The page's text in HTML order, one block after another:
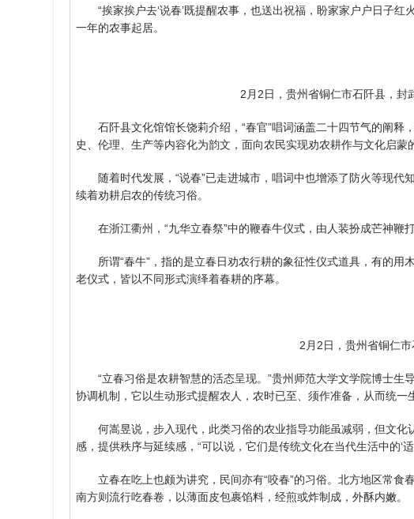
“挨家挨户去‘说春’既提醒农事，也送出祝福，盼家家户户日子红
一年的农事起居。
2月2日，贵州省铜仁市石阡县，封
石阡县文化馆馆长饶莉介绍，“春官”唱词涵盖二十四节气的阐释
史、伦理、生产等内容化为韵文，面向农民实现劝农耕作与文化启蒙
随着时代发展，“说春”已走进城市，唱词中也增添了防火等现代
续着劝耕启农的传统习俗。
在浙江衢州，“九华立春祭”中的鞭春牛仪式，由人装扮成芒神鞭
所谓“春牛”，指的是立春日劝农行耕的象征性仪式道具，有的用
老仪式，皆以不同形式演绎着春耕的序幕。
2月2日，贵州省铜仁
“立春习俗是农耕智慧的活态呈现。”贵州师范大学文学院博士生
协调机制，它以生动形式提醒农人，农时已至、须作准备，从而统一
何嵩昱说，步入现代，此类习俗的农业指导功能虽减弱，但文化
感，提供秩序与延续感，“可以说，它们是传统文化在当代生活中的‘适
立春在吃上也颇为讲究，民间亦有“咬春”的习俗。北方地区常食
南方则流行吃春卷，以薄面皮包裹馅料，经煎或炸制成，外酥内嫩。